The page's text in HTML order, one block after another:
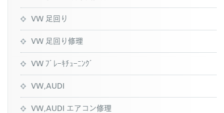
VW 足回り
VW 足回り修理
VW ﾌﾞﾚｰｷﾁｭｰﾆﾝｸﾞ
VW,AUDI
VW,AUDI エアコン修理